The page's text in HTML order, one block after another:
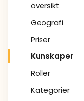
översikt
Geografi
Priser
Kunskaper
Roller
Kategorier